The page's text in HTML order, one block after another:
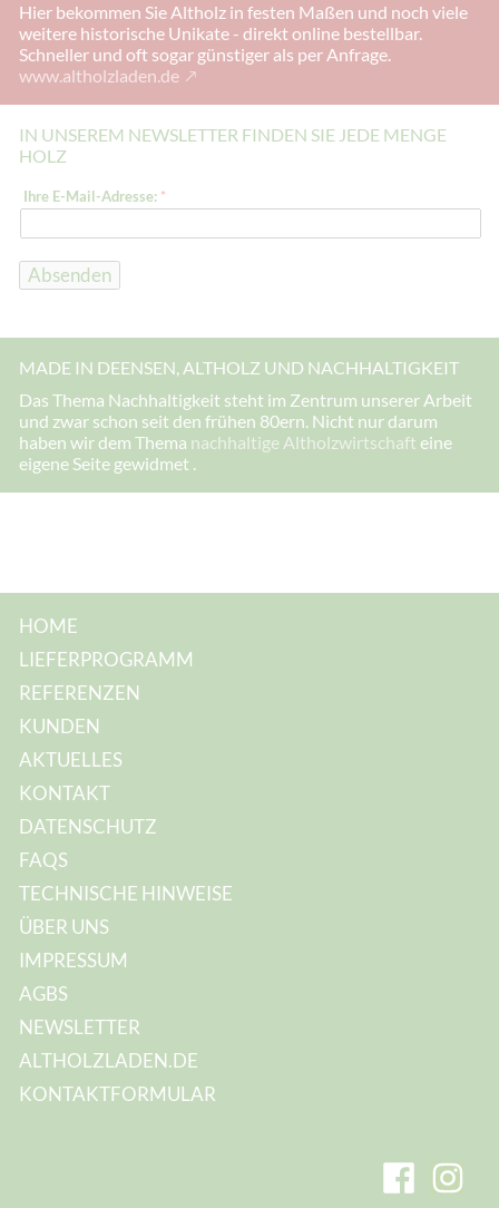
Hier bekommen Sie Altholz in festen Maßen und noch viele
weitere historische Unikate - direkt online bestellbar.
Schneller und oft sogar günstiger als per Anfrage.
www.altholzladen.de
IN UNSEREM NEWSLETTER FINDEN SIE JEDE MENGE
HOLZ
-
a
-
r
s
e
E
-
M
:
*
Ihre E-Mail-Adresse: *
Absenden
MADE IN DEENSEN, ALTHOLZ UND NACHHALTIGKEIT
Das Thema Nachhaltigkeit steht im Zentrum unserer Arbeit
und zwar schon seit den frühen 80ern. Nicht nur darum
haben wir dem Thema nachhaltige Altholzwirtschaft eine
eigene Seite gewidmet .
HOME
LIEFERPROGRAMM
REFERENZEN
KUNDEN
AKTUELLES
KONTAKT
DATENSCHUTZ
FAQS
TECHNISCHE HINWEISE
ÜBER UNS
IMPRESSUM
AGBS
NEWSLETTER
ALTHOLZLADEN.DE
KONTAKTFORMULAR